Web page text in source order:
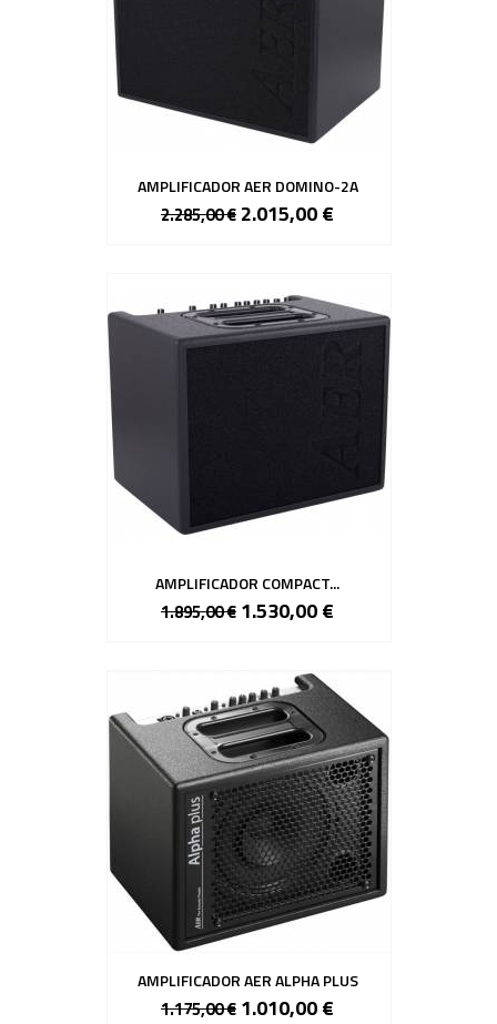
AMPLIFICADOR AER DOMINO-2A
2.285,00 € 2.015,00 €
AMPLIFICADOR COMPACT...
1.895,00 € 1.530,00 €
AMPLIFICADOR AER ALPHA PLUS
1.175,00 € 1.010,00 €